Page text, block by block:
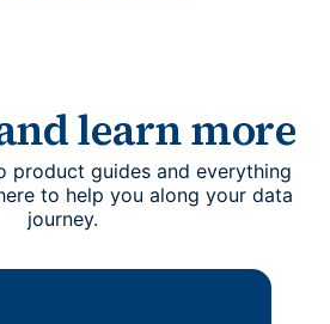
learn more
product guides and everything
to help you along your data
journey.